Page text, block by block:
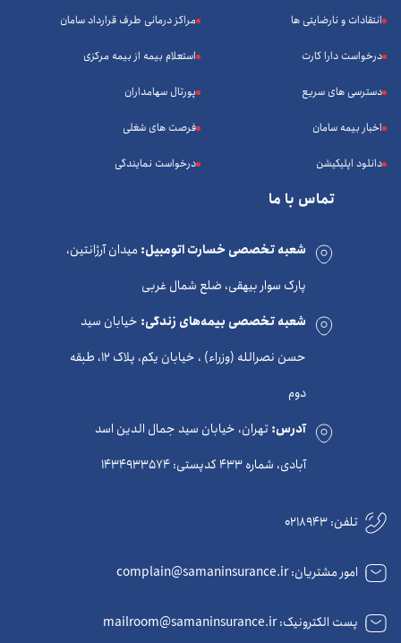
انتقادات و نارضایتی ها
درخواست دارا کارت
دسترسی های سریع
اخبار بیمه سامان
دانلود اپلیکیشن
مراکز درمانی طرف قرارداد سامان
استعلام بیمه از بیمه مرکزی
پورتال سهامداران
فرصت های شغلی
درخواست نمایندگی
تماس با ما
شعبه تخصصی خسارت اتومبیل: میدان آرژانتین،
پارک سوار بیهقی، ضلع شمال غربی
شعبه تخصصی بیمه‌های زندگی: خیابان سید
حسن نصرالله (وزراء) ، خیابان یکم، پلاک 12، طبقه
دوم
آدرس:تهران، خیابان سید جمال الدین اسد
آبادی، شماره 433 کدپستی: 1434933574
تلفن:0218943
امور مشتریان: complain@samaninsurance.ir
پست الکترونیک: mailroom@samaninsurance.ir